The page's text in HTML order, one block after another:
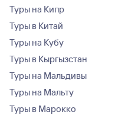
Туры на Кипр
Туры в Китай
Туры на Кубу
Туры в Кыргызстан
Туры на Мальдивы
Туры на Мальту
Туры в Марокко